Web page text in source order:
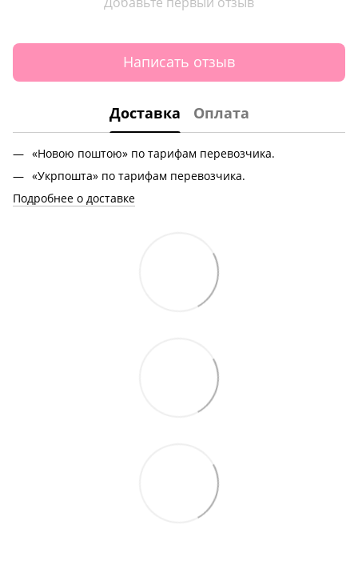
Написать отзыв
Доставка Оплата
«Новою поштою» по тарифам перевозчика.
«Укрпошта» по тарифам перевозчика.
Подробнее о доставке